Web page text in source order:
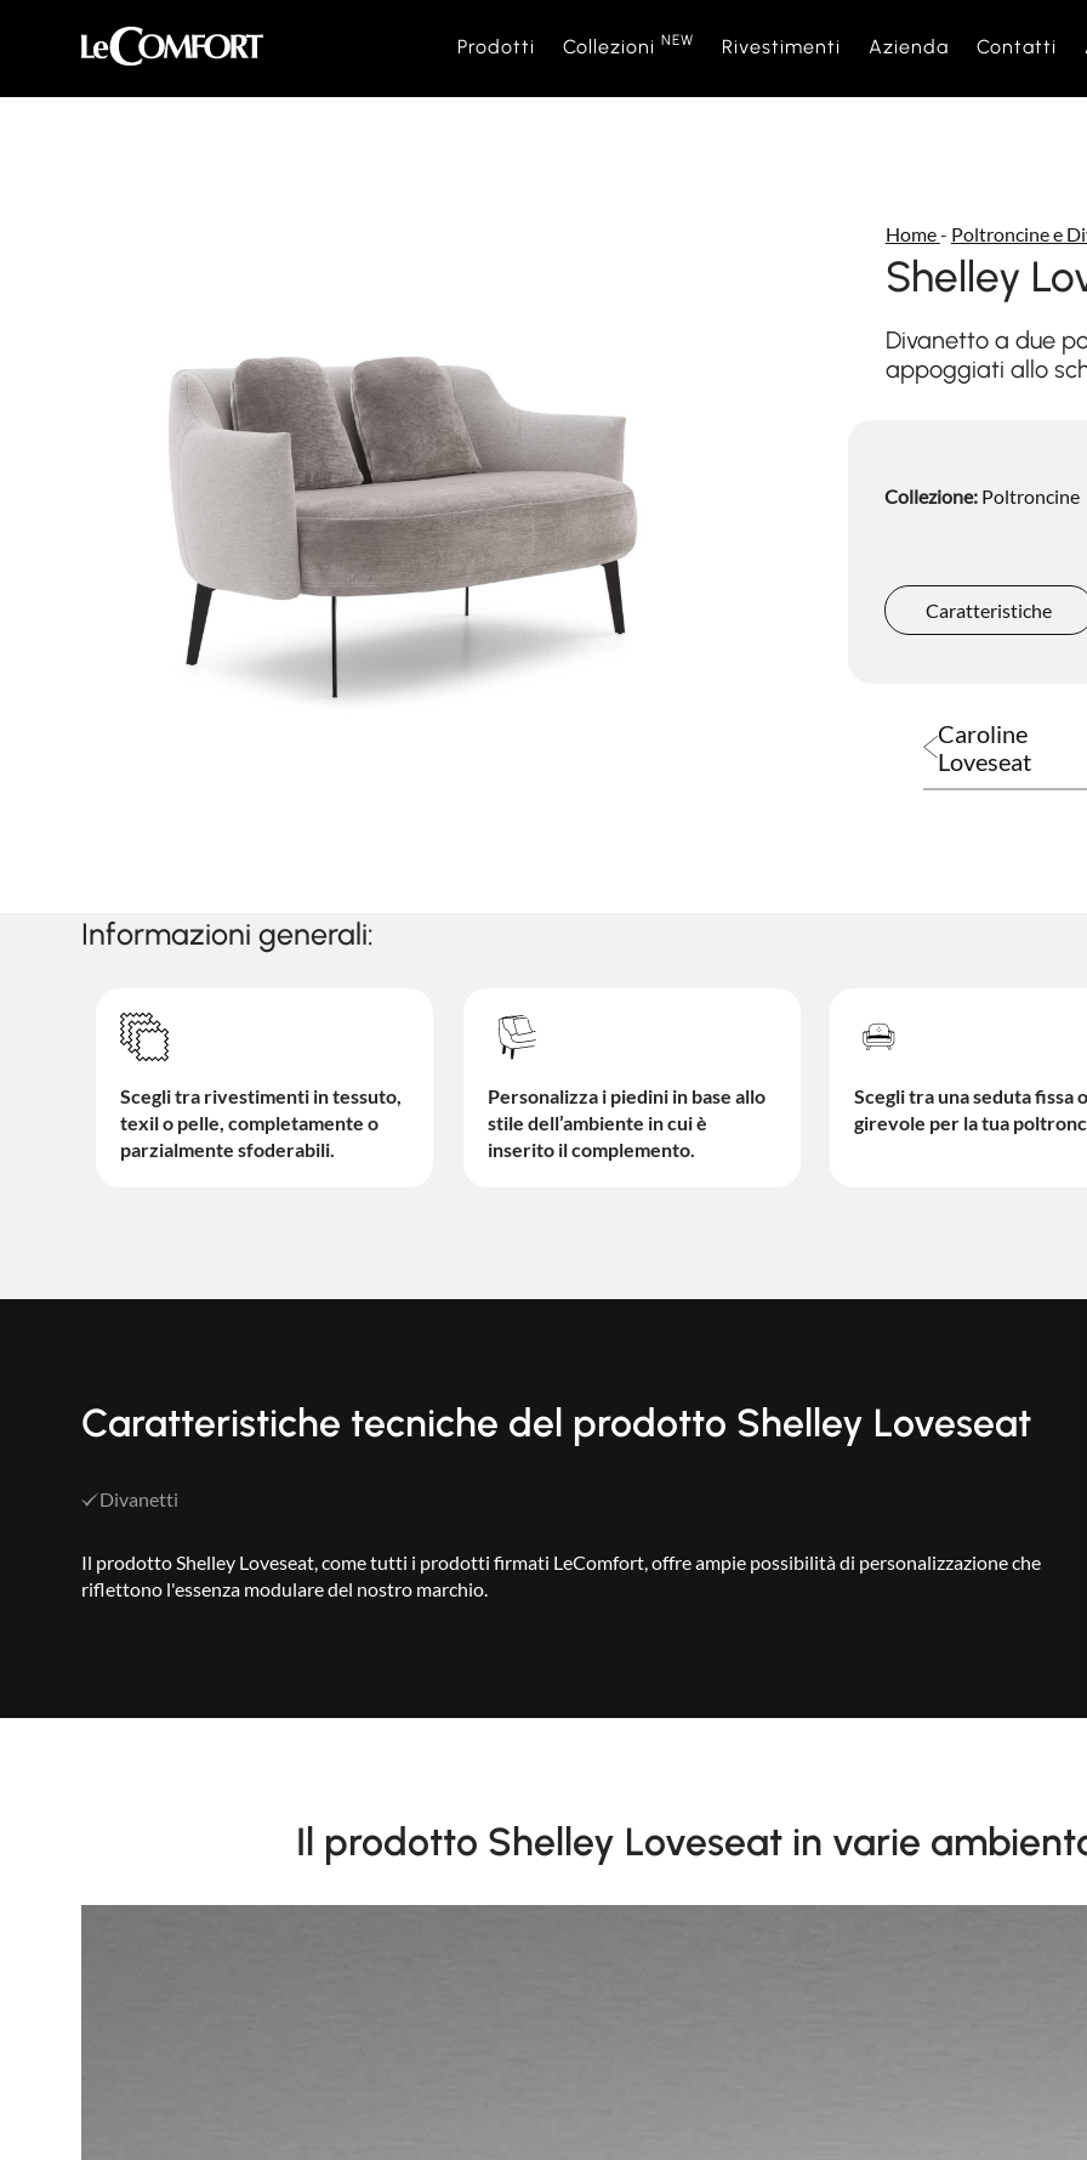
Prodotti Collezioni NEW
Space
Bubble
Goodnight
Poltroncine
Rivestimenti Azienda Contatti
Home- Poltroncine e
Shelley
Divanetto a due
appoggiati allo
Collezione: Poltroncine
Caratteristiche
Caroline
Loveseat
Informazioni generali:
Scegli tra rivestimenti in tessuto,
texil o pelle, completamente o
parzialmente sfoderabili.
Personalizza i piedini in base allo
stile dell’ambiente in cui è
inserito il complemento.
Scegli tra una seduta fissa
girevole per la tua
Caratteristiche tecniche del prodotto Shelley Loveseat
Divanetti
Il prodotto Shelley Loveseat, come tutti i prodotti firmati LeComfort, offre ampie possibilità di personalizzazione che
riflettono l'essenza modulare del nostro marchio.
Il prodotto Shelley Loveseat in varie